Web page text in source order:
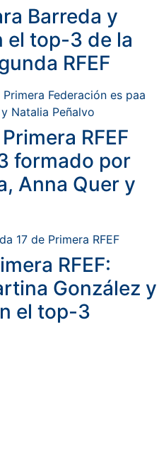
Barreda y
el top-3 de la
RFEF
RFEF
formado por
Anna Quer y
RFEF:
González y
el top-3